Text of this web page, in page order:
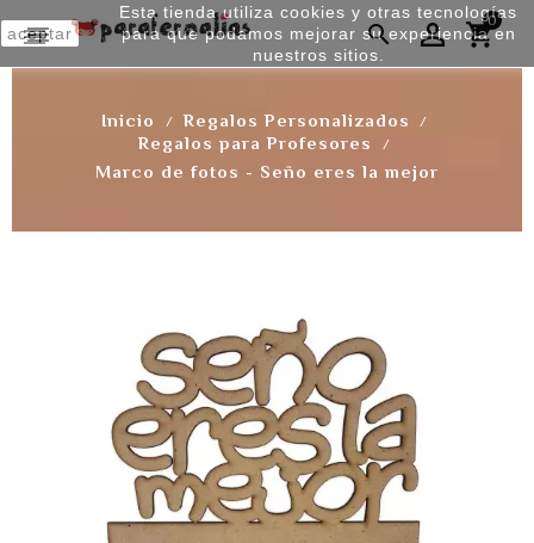

 0
Inicio
Regalos Personalizados
Regalos para Profesores
Marco de fotos - Seño eres la mejor
aceptar
Esta tienda utiliza cookies y otras tecnologías
para que podamos mejorar su experiencia en
nuestros sitios.